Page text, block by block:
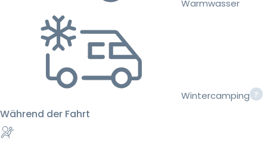
Warmwasser
Wintercamping
Während der Fahrt